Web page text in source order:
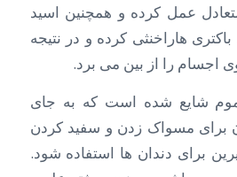
عمل کرده و همچنین اسید
هاراخنثی کرده و در نتیجه
اجسام را از بین می برد.
شایع شده است که به جای
برای مسواک زدن و سفید کردن
برای دندان ها استفاده شود.